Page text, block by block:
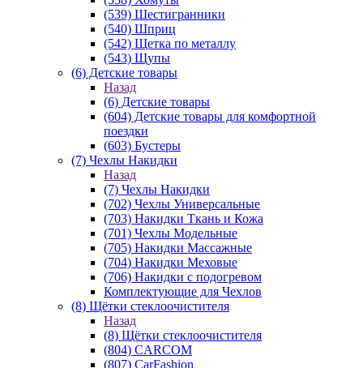
(539) Шестигранники
(540) Шприц
(542) Щетка по металлу
(543) Щупы
(6) Детские товары
Назад
(6) Детские товары
(604) Детские товары для комфортной
поездки
(603) Бустеры
(7) Чехлы Накидки
Назад
(7) Чехлы Накидки
(702) Чехлы Универсальные
(703) Накидки Ткань и Кожа
(701) Чехлы Модельные
(705) Накидки Массажные
(704) Накидки Меховые
(706) Накидки с подогревом
Комплектующие для Чехлов
(8) Щётки стеклоочистителя
Назад
(8) Щётки стеклоочистителя
(804) CARCOM
(807) CarFashion